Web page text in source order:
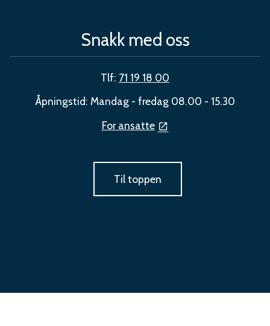
Snakk med oss
Tlf: 71 19 18 00
Åpningstid: Mandag - fredag 08.00 - 15.30
For ansatte
Til toppen